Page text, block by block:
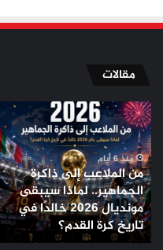
مقالات
من
الملاعب
إلى
ذاكرة
الجماهير..
لماذا
سيبقى
مونديال
2026
منذ 6 أيام
من الملاعب إلى ذاكرة
الجماهير.. لماذا سيبقى
مونديال 2026 خالدًا في
تاريخ كرة القدم؟